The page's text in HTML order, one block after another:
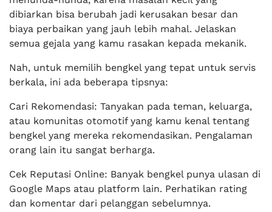
dibiarkan bisa berubah jadi kerusakan besar dan
biaya perbaikan yang jauh lebih mahal. Jelaskan
semua gejala yang kamu rasakan kepada mekanik.
Nah, untuk memilih bengkel yang tepat untuk servis
berkala, ini ada beberapa tipsnya:
Cari Rekomendasi: Tanyakan pada teman, keluarga,
atau komunitas otomotif yang kamu kenal tentang
bengkel yang mereka rekomendasikan. Pengalaman
orang lain itu sangat berharga.
Cek Reputasi Online: Banyak bengkel punya ulasan di
Google Maps atau platform lain. Perhatikan rating
dan komentar dari pelanggan sebelumnya.